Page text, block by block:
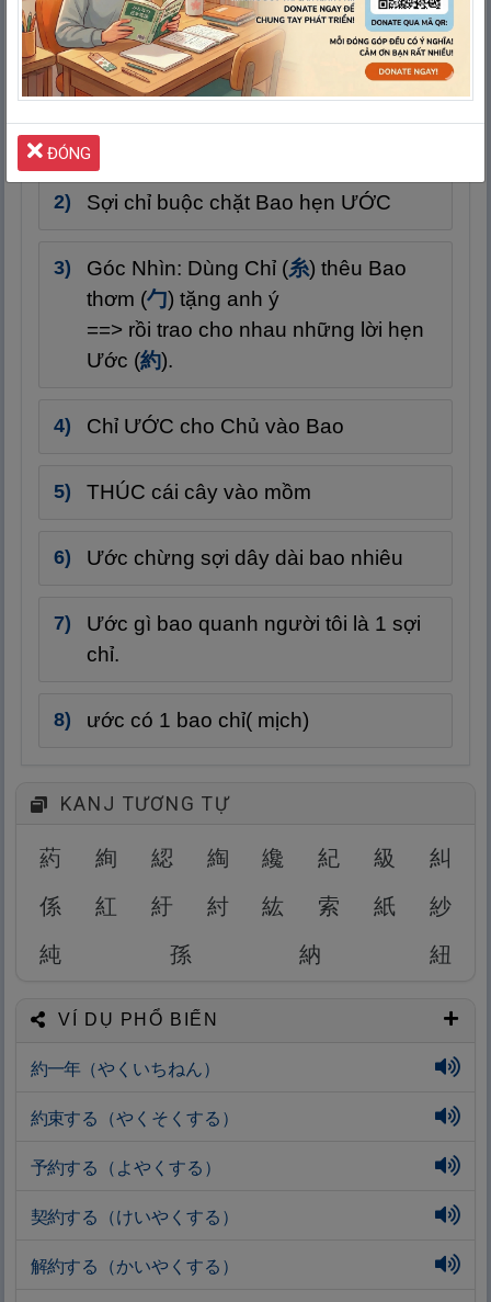
BuộcCHỈ(糸) vàoTHÌA(Chước勺
đo thể tích khoảng 18ml
)
thì điều
Nghĩa: Điều ước, lời hứa, ước
Sợi chỉ buộc chặt Bao hẹn ƯỚC
Góc Nhìn: Dùng Chỉ (糸) thêu Bao
thơm (勹) tặng anh ý
==> rồi trao cho nhau những lời hẹn
Ước (約
Nghĩa: Điều ước, lời hứa, ước
chừng
).
Chỉ ƯỚC cho Chủ vào Bao
THÚC cái cây vào mồm
Ước chừng sợi dây dài bao nhiêu
Ước gì bao quanh người tôi là 1 sợi
chỉ.
ước có 1 bao chỉ( mịch)
KANJ TƯƠNG TỰ
葯 絢
Nghĩa: Văn sức, trang sức sặc
綛 綯 纔 紀
Nghĩa: Tường thuật, lịch sử,
級
Nghĩa: Thứ hạng, sắp xếp,
糾
Nghĩa: Xoắn dây, kết hợp, xem
係
Nghĩa: Ràng buộc, trói buộc,
紅 紆 紂 紘 索 紙 紗
Nghĩa: Sa, lụa mỏng. Sợi
純
THUẦN, CHUẨN, ĐỒN,
孫 納 紐
VÍ DỤ PHỔ BIẾN
約一年（やくいちねん）
約束
Nghĩa: Buộc, bó lại
する（やくそくする）
予約する（よやくする）
契約する（けいやくする）
解約する（かいやくする）
ĐÓNG